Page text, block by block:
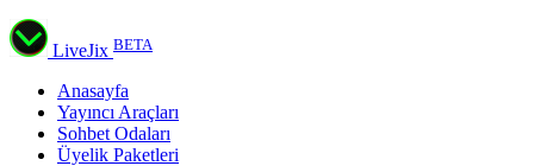
LiveJix BETA
Anasayfa
Yayıncı Araçları
Sohbet Odaları
Üyelik Paketleri